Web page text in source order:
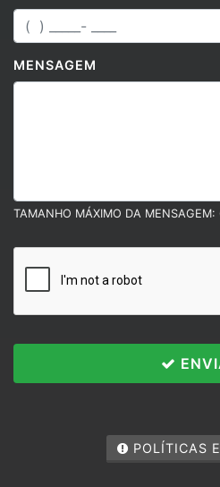
MENSAGEM
TAMANHO MÁXIMO DA MENSAGEM:
POLÍTICAS
Políticas e Termos
PARA MAIS INFORMAÇÕES,